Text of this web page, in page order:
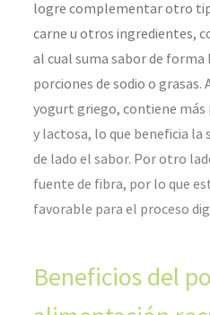
logre complementar otro
carne u otros ingredientes,
al cual suma sabor de forma
porciones de sodio o grasas.
yogurt griego, contiene más
y lactosa, lo que beneficia la
de lado el sabor. Por otro
fuente de fibra, por lo que
favorable para el proceso
Beneficios del